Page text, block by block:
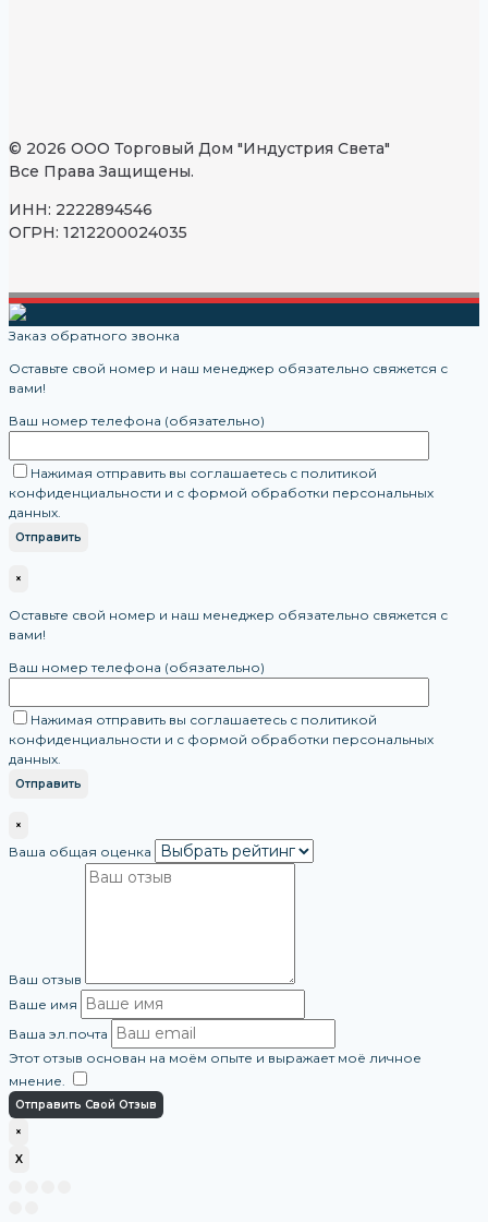
© 2026 ООО Торговый Дом "Индустрия Света"
Все Права Защищены.
ИНН: 2222894546
ОГРН: 1212200024035
Заказ обратного звонка
Оставьте свой номер и наш менеджер обязательно свяжется с
вами!
Ваш номер телефона (обязательно)
Нажимая отправить вы соглашаетесь с политикой
конфиденциальности и с формой обработки персональных
данных.
×
Оставьте свой номер и наш менеджер обязательно свяжется с
вами!
Ваш номер телефона (обязательно)
Нажимая отправить вы соглашаетесь с политикой
конфиденциальности и с формой обработки персональных
данных.
×
Ваша общая оценка
Ваш отзыв
Ваше имя
Ваша эл.почта
Этот отзыв основан на моём опыте и выражает моё личное
мнение.
Отправить Свой Отзыв
×
X